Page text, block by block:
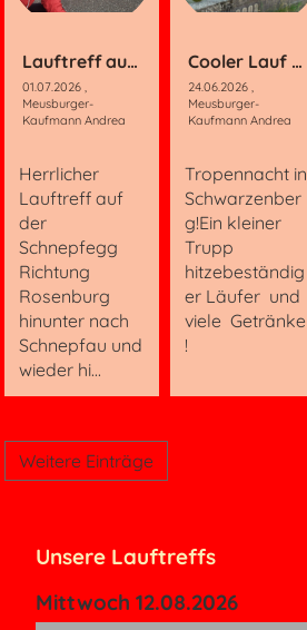
Lauftreff auf der Schnepfegg
01.07.2026 ,
Meusburger-
Kaufmann Andrea
Herrlicher
Lauftreff auf
der
Schnepfegg
Richtung
Rosenburg
hinunter nach
Schnepfau und
wieder hi...
Cooler Lauf an der Ache
24.06.2026,
Meusburger-
Kaufmann Andrea
Tropennacht in
Schwarzenber
g!Ein kleiner
Trupp
hitzebeständig
er Läufer und
viele Getränke
!
Weitere Einträge
Unsere Lauftreffs
Mittwoch 12.08.2026